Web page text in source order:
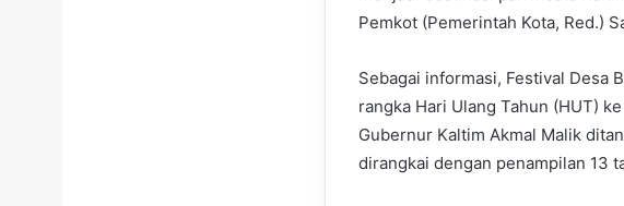
Pemkot (Pemerintah Kota, Red.)
Sebagai informasi, Festival Desa
rangka Hari Ulang Tahun (HUT)
Gubernur Kaltim Akmal Malik
dirangkai dengan penampilan 13